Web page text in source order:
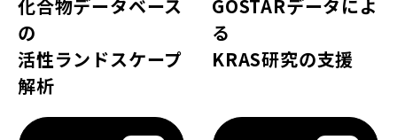
化合物データベース
の
活性ランドスケープ
解析
GOSTARデータによ
る
KRAS研究の支援